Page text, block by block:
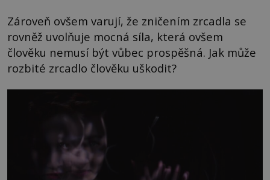
Zároveň ovšem varují, že zničením zrcadla se
rovněž uvolňuje mocná síla, která ovšem
člověku nemusí být vůbec prospěšná. Jak může
rozbité zrcadlo člověku uškodit?